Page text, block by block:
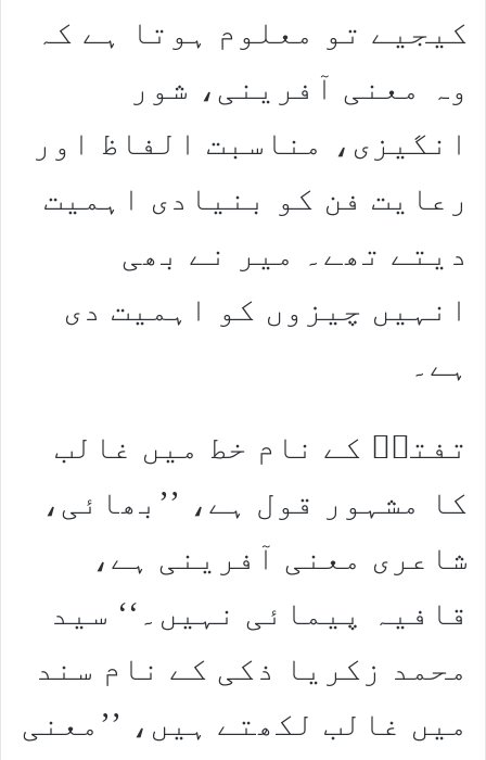
کیجیے تو معلوم ہوتا ہے کہ
وہ معنی آفرینی، شور
انگیزی، مناسبت الفاظ اور
رعایت فن کو بنیادی اہمیت
دیتے تھے۔ میر نے بھی
انہیں چیزوں کو اہمیت دی
ہے۔
تفتہؔ کے نام خط میں غالب
کا مشہور قول ہے، ’’بھائی،
شاعری معنی آفرینی ہے،
قافیہ پیمائی نہیں۔‘‘ سید
محمد زکریا ذکی کے نام سند
میں غالب لکھتے ہیں، ’’معنی